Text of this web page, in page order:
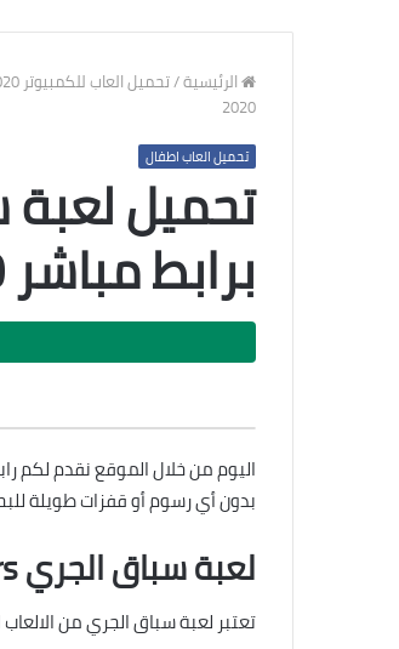
الرئيسية/تحميل العاب للكمبيوتر 2020 من ميديا فاير
2020
تحميل العاب اطفال
برابط مباشر 2020
بدون أي رسوم أو قفزات طويلة
لعبة سباق الجري ostrich-runners
تعتبر لعبة سباق الجري من